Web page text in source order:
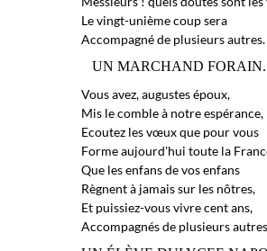
Le vingt-unième coup sera
Accompagné de plusieurs autres.
UN MARCHAND FORAIN.
Vous avez, augustes époux,
Mis le comble à notre espérance,
Ecoutez les vœux que pour vous
Forme aujourd'hui toute la
Que les enfans de vos enfans
Règnent à jamais sur les nôtres,
Et puissiez-vous vivre cent ans,
Accompagnés de plusieurs